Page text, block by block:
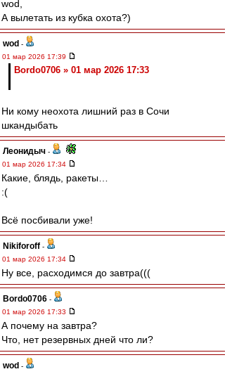
wod,
А вылетать из кубка охота?)
wod -
01 мар 2026 17:39
Bordo0706 » 01 мар 2026 17:33
Ни кому неохота лишний раз в Сочи
шкандыбать
Леонидыч -
01 мар 2026 17:34
Какие, блядь, ракеты…
:(
Всё посбивали уже!
Nikiforoff -
01 мар 2026 17:34
Ну все, расходимся до завтра(((
Bordo0706 -
01 мар 2026 17:33
А почему на завтра?
Что, нет резервных дней что ли?
wod -